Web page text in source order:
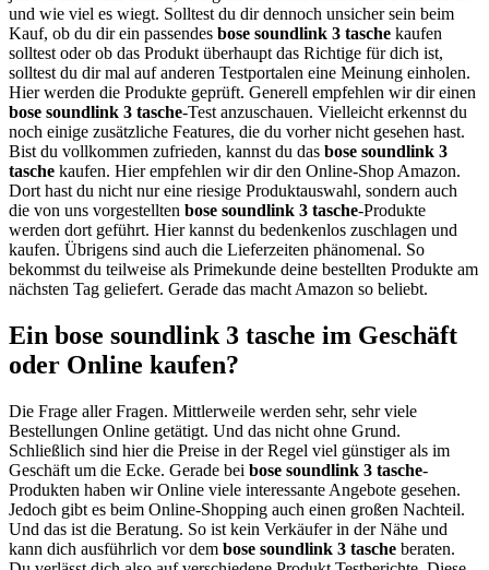
und wie viel es wiegt. Solltest du dir dennoch unsicher sein beim
Kauf, ob du dir ein passendes bose soundlink 3 tasche kaufen
solltest oder ob das Produkt überhaupt das Richtige für dich ist,
solltest du dir mal auf anderen Testportalen eine Meinung einholen.
Hier werden die Produkte geprüft. Generell empfehlen wir dir einen
bose soundlink 3 tasche-Test anzuschauen. Vielleicht erkennst du
noch einige zusätzliche Features, die du vorher nicht gesehen hast.
Bist du vollkommen zufrieden, kannst du das bose soundlink 3
tasche kaufen. Hier empfehlen wir dir den Online-Shop Amazon.
Dort hast du nicht nur eine riesige Produktauswahl, sondern auch
die von uns vorgestellten bose soundlink 3 tasche-Produkte
werden dort geführt. Hier kannst du bedenkenlos zuschlagen und
kaufen. Übrigens sind auch die Lieferzeiten phänomenal. So
bekommst du teilweise als Primekunde deine bestellten Produkte am
nächsten Tag geliefert. Gerade das macht Amazon so beliebt.
Ein bose soundlink 3 tasche im Geschäft
oder Online kaufen?
Die Frage aller Fragen. Mittlerweile werden sehr, sehr viele
Bestellungen Online getätigt. Und das nicht ohne Grund.
Schließlich sind hier die Preise in der Regel viel günstiger als im
Geschäft um die Ecke. Gerade bei bose soundlink 3 tasche-
Produkten haben wir Online viele interessante Angebote gesehen.
Jedoch gibt es beim Online-Shopping auch einen großen Nachteil.
Und das ist die Beratung. So ist kein Verkäufer in der Nähe und
kann dich ausführlich vor dem bose soundlink 3 tasche beraten.